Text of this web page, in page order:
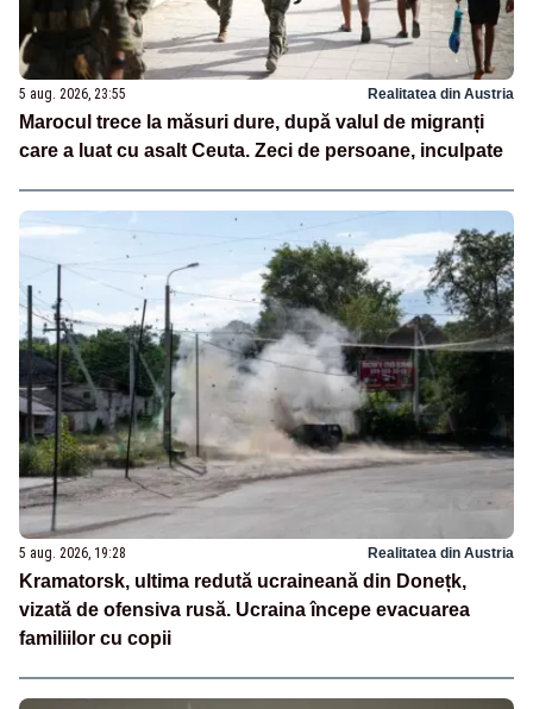
5 aug. 2026, 23:55 Realitatea din Austria
Marocul trece la măsuri dure, după valul de migranți
care a luat cu asalt Ceuta. Zeci de persoane, inculpate
5 aug. 2026, 19:28 Realitatea din Austria
Kramatorsk, ultima redută ucraineană din Donețk,
vizată de ofensiva rusă. Ucraina începe evacuarea
familiilor cu copii